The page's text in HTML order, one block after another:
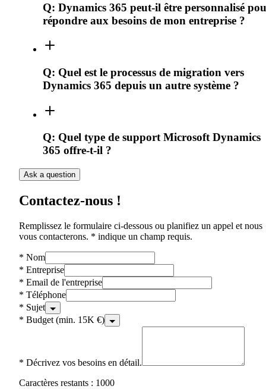
Q: Dynamics 365 peut-il être personnalisé
répondre aux besoins de mon entreprise ?
Q: Quel est le processus de migration vers
Dynamics 365 depuis un autre système ?
Q: Quel type de support Microsoft Dynamics
365 offre-t-il ?
Ask a question
Contactez-nous !
Remplissez le formulaire ci-dessous ou planifiez un appel et nous
vous contacterons. * indique un champ requis.
* Nom
* Entreprise
* Email de l'entreprise
* Téléphone
* Sujet
* Budget (min. 15K €)
* Décrivez vos besoins en détail.
Caractères restants : 1000